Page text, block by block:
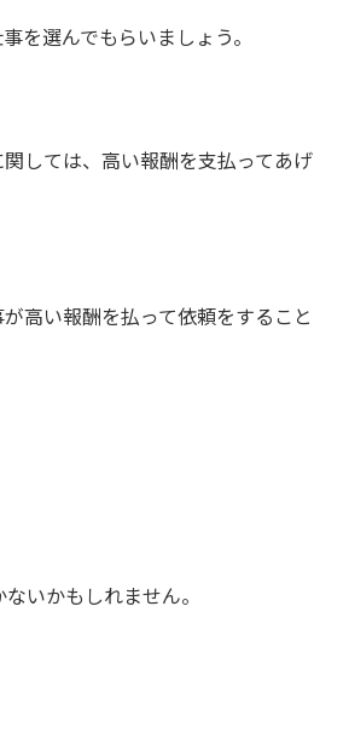
を選んでもらいましょう。
しては、高い報酬を支払ってあげ
高い報酬を払って依頼をすること
いかもしれません。